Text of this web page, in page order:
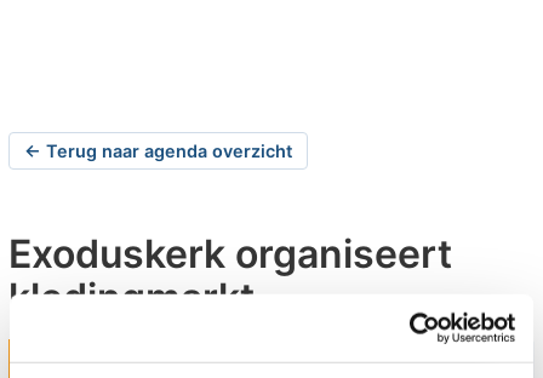
← Terug naar agenda overzicht
Exoduskerk organiseert
kledingmarkt
zaterdag 04-10-2025 om 09:00 uur Middelharnis